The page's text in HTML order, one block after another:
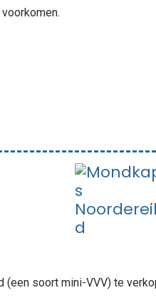
(een soort mini-VVV) te